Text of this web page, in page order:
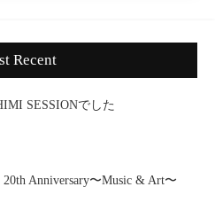
Recent
SESSIONでした
20th Anniversary〜Music & Art〜